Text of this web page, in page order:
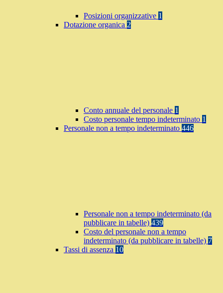
Posizioni organizzative 1
Dotazione organica 2
Conto annuale del personale 1
Costo personale tempo indeterminato 1
Personale non a tempo indeterminato 446
Personale non a tempo indeterminato (da
pubblicare in tabelle) 439
Costo del personale non a tempo
indeterminato (da pubblicare in tabelle) 7
Tassi di assenza 10